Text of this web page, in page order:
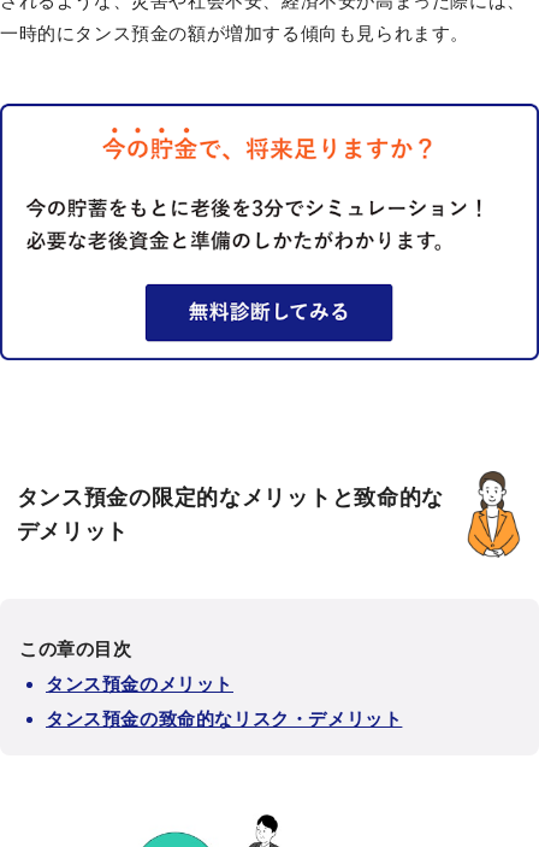
一時的にタンス預金の額が増加する傾向も見られます。
タンス預金の限定的なメリットと致命的な
デメリット
この章の目次
タンス預金のメリット
タンス預金の致命的なリスク・デメリット